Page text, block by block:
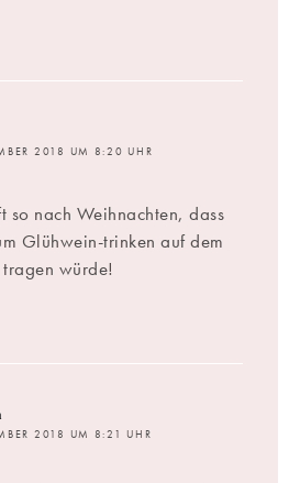
2018 UM 8:20 UHR
so nach Weihnachten, dass
Glühwein-trinken auf dem
würde!
2018 UM 8:21 UHR